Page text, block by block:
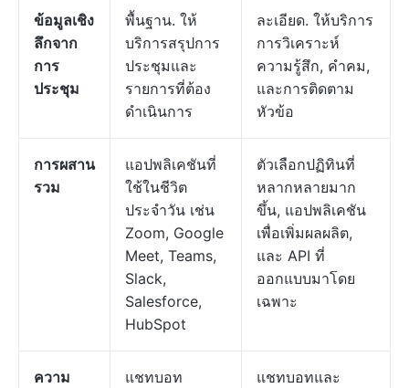
ข้อมูลเชิง
ลึกจาก
การ
ประชุม
พื้นฐาน. ให้
บริการสรุปการ
ประชุมและ
รายการที่ต้อง
ดำเนินการ
ละเอียด. ให้บริการ
การวิเคราะห์
ความรู้สึก, คำคม,
และการติดตาม
หัวข้อ
การผสาน
รวม
แอปพลิเคชันที่
ใช้ในชีวิต
ประจำวัน เช่น
Zoom, Google
Meet, Teams,
Slack,
Salesforce,
HubSpot
ตัวเลือกปฏิทินที่
หลากหลายมาก
ขึ้น, แอปพลิเคชัน
เพื่อเพิ่มผลผลิต,
และ API ที่
ออกแบบมาโดย
เฉพาะ
ความ
แชทบอท
แชทบอทและ